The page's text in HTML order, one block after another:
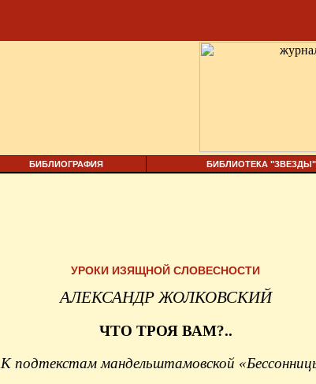
БИБЛИОГРАФИЯ БИБЛИОТЕКА "ЗВЕЗДЫ"
УРОКИ ИЗЯЩНОЙ СЛОВЕСНОСТИ
АЛЕКСАНДР ЖОЛКОВСКИЙ
ЧТО ТРОЯ ВАМ?..
К подтекстам мандельштамовской